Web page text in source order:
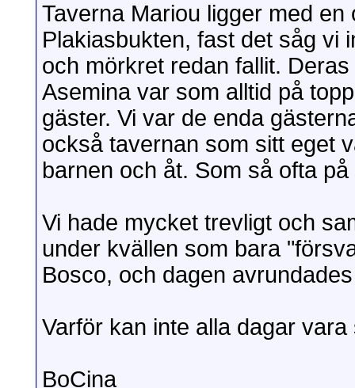
Taverna Mariou ligger med
Plakiasbukten, fast det såg vi
och mörkret redan fallit.
Asemina var som alltid på
gäster. Vi var de enda
också tavernan som sitt eget
barnen och åt. Som så ofta
Vi hade mycket trevligt och
under kvällen som bara
Bosco, och dagen
Varför kan inte alla dagar
BoCina